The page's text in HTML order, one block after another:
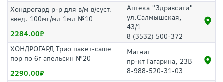
Хондрогард р-р для в/м в/суст.
введ. 100мг/мл 1мл №10
2284.00
Аптека "Здравсити"
ул.Салмышская,
43/1
8 (3532) 500-372
ХОНДРОГАРД Трио пакет-саше
пор по 6г апельсин №20
2290.00
Магнит
пр-кт Гагарина, 23В
8-988-520-31-03